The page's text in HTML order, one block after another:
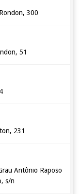
300
51
231
Antônio Raposo
s/n